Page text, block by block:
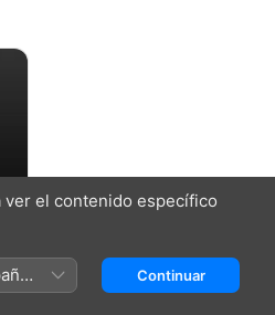
ver el contenido específico
Continuar